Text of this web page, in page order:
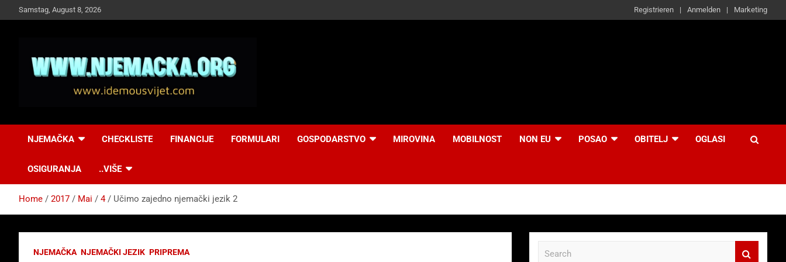
to
Samstag, August 8, 2026 Registrieren Anmelden Marketing
Idemo u Svijet-
NJEMAČKA CHECKLISTE FINANCIJE FORMULARI GOSPODARSTVO MIROVINA MOBILNOST NON EU POSAO OBITELJ OGLASI
OSIGURANJA ..VIŠE
Home 2017 Mai 4 Učimo zajedno njemački jezik 2
NJEMAČKA NJEMAČKI JEZIK PRIPREMA